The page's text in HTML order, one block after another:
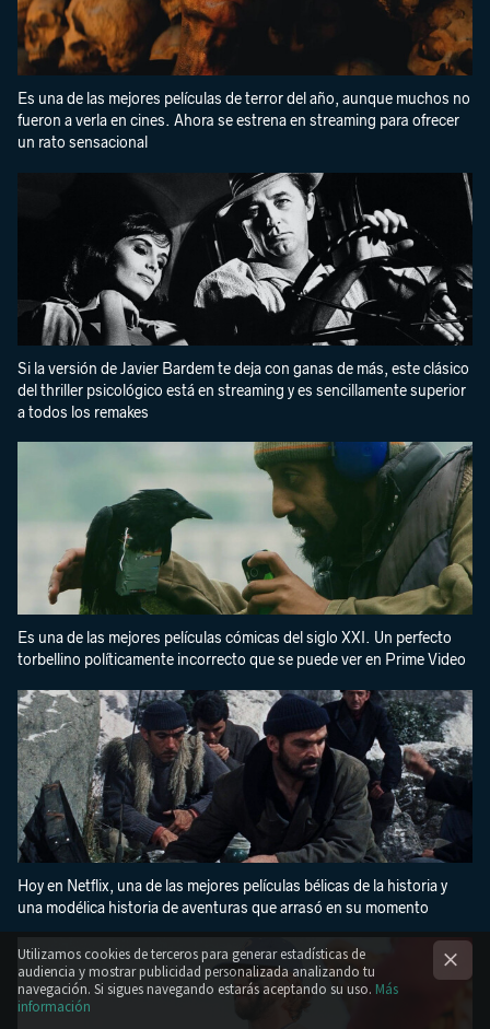
Es una de las mejores películas de terror del año, aunque muchos no
fueron a verla en cines. Ahora se estrena en streaming para ofrecer
un rato sensacional
Si la versión de Javier Bardem te deja con ganas de más, este clásico
del thriller psicológico está en streaming y es sencillamente superior
a todos los remakes
Es una de las mejores películas cómicas del siglo XXI. Un perfecto
torbellino políticamente incorrecto que se puede ver en Prime Video
Hoy en Netflix, una de las mejores películas bélicas de la historia y
una modélica historia de aventuras que arrasó en su momento
Utilizamos cookies de terceros para generar estadísticas de
audiencia y mostrar publicidad personalizada analizando tu
navegación. Si sigues navegando estarás aceptando su uso. Más
información